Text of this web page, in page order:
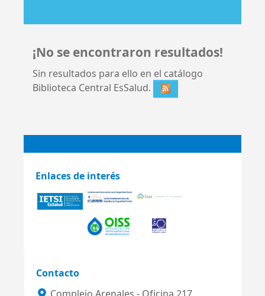
¡No se encontraron resultados!
Sin resultados para ello en el catálogo
Biblioteca Central EsSalud.
Enlaces de interés
Contacto